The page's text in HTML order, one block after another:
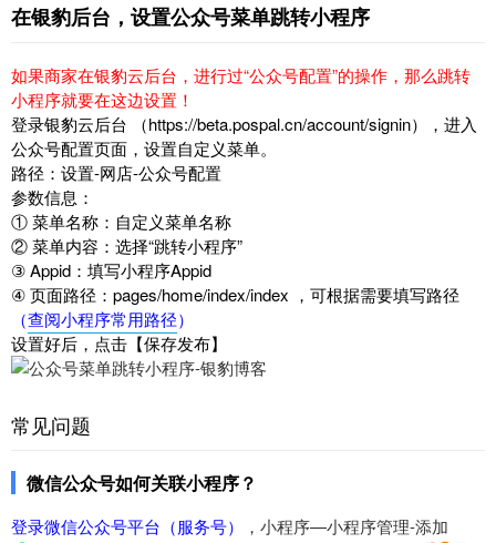
在银豹后台， 设置公众号菜单跳转小程序
如果商家在银豹云后台 ，进行过“公众号配置”的操作，那么跳转
小程序就要在这边设置！
登录银豹云后台 （https://beta.pospal.cn/account/signin），进入
公众号配置页面，设置自定义菜单。
路径：设置-网店-公众号配置
参数信息：
① 菜单名称：自定义菜单名称
② 菜单内容：选择“跳转小程序”
③ Appid：填写小程序Appid
④ 页面路径：pages/home/index/index ，可根据需要填写路径
（查阅小程序常用路径）
设置好后，点击【保存发布】
常见问题
微信公众号如何关联小程序？
登录微信公众号平台（服务号） ，小程序—小程序管理-添加